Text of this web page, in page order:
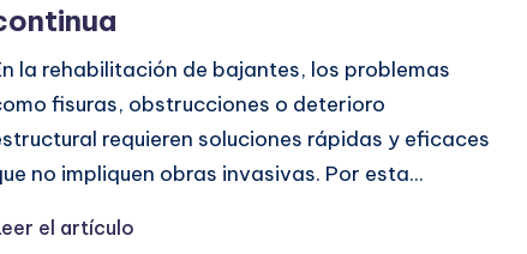
la rehabilitación de bajantes, los problemas
fisuras, obstrucciones o deterioro
requieren soluciones rápidas y eficaces
no impliquen obras invasivas. Por esta...
el artículo